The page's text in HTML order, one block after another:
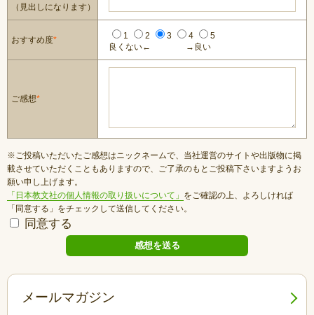
（見出しになります）
おすすめ度* 1 2 3 4
5
良くない←
→良い
ご感想*
※ご投稿いただいたご感想はニックネームで、当社運営のサイトや出版物に掲
載させていただくこともありますので、ご了承のもとご投稿下さいますようお
願い申し上げます。
「日本教文社の個人情報の取り扱いについて」 をご確認の上、よろしければ
「同意する」をチェックして送信してください。
同意する
メールマガジン